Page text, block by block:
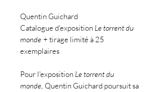
Quentin Guichard
Catalogue d'exposition Le torrent du
monde + tirage limité à 25
exemplaires
Pour l'exposition Le torrent du
monde, Quentin Guichard poursuit sa